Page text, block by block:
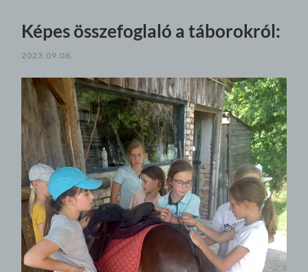
Képes összefoglaló a táborokról:
2023.09.08.